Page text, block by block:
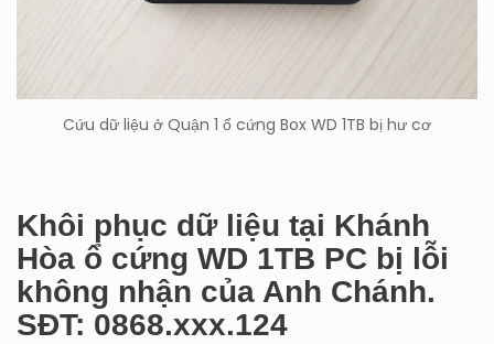
Cứu dữ liệu ở Quận 1 ổ cứng Box WD 1TB bị hư cơ
Khôi phục dữ liệu tại Khánh
Hòa ổ cứng WD 1TB PC bị lỗi
không nhận của Anh Chánh.
SĐT: 0868.xxx.124